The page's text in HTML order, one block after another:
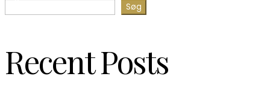
Søg
Recent Posts